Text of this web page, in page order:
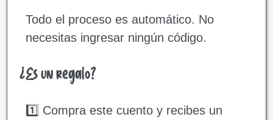
Todo el proceso es automático. No
necesitas ingresar ningún código.
¿Es un regalo?
1️⃣ Compra este cuento y recibes un